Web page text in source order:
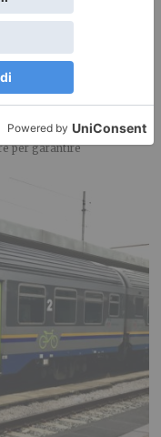
sugli invasi
acqua e la
per garantire